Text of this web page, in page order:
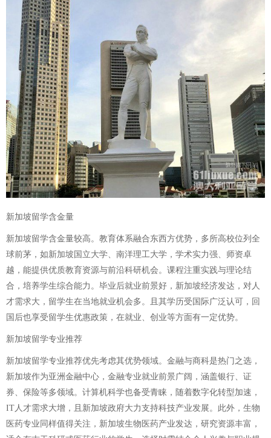
新加坡留学含金量
新加坡留学含金量较高。教育体系融合东西方优势，多所高校位列全
球前茅，如新加坡国立大学、南洋理工大学，学术实力强、师资卓
越，能提供优质教育资源与前沿科研机会。课程注重实践与理论结
合，培养学生综合能力。毕业后就业前景好，新加坡经济发达，对人
才需求大，留学生在当地就业机会多。且其学历受国际广泛认可，回
国后也享受留学生优惠政策，在就业、创业等方面有一定优势。
新加坡留学专业推荐
新加坡留学专业推荐优先考虑其优势领域。金融与商科是热门之选，
新加坡作为亚洲金融中心，金融专业就业前景广阔，涵盖银行、证
券、保险等多领域。计算机科学也备受青睐，随着数字化转型加速，
IT人才需求大增，且新加坡政府大力支持科技产业发展。此外，生物
医药专业同样值得关注，新加坡生物医药产业发达，研究资源丰富，